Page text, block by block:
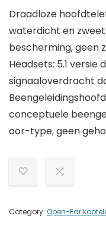
Draadloze
waterdicht en
bescherming, geen
Headsets: 5.1 versie
signaaloverdracht
conceptuele
oor-type, geen
Category: Open-Ear